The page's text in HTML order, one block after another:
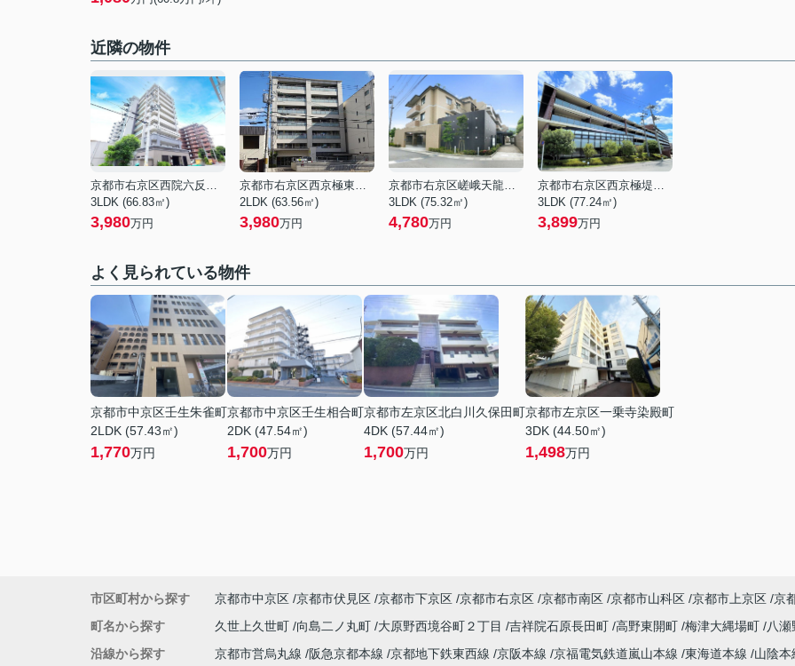
近隣の物件
京都市右京区西院六反田町
3LDK (66.83㎡)
3,980万円
京都市右京区西京極東大丸町
2LDK (63.56㎡)
3,980万円
京都市右京区嵯峨天龍寺今堀町
3LDK (75.32㎡)
4,780万円
京都市右京区西京極堤下町
3LDK (77.24㎡)
3,899万円
よく見られている物件
京都市中京区壬生朱雀町
2LDK (57.43㎡)
1,770万円
京都市中京区壬生相合町
2DK (47.54㎡)
1,700万円
京都市左京区北白川久保田町
4DK (57.44㎡)
1,700万円
京都市左京区一乗寺染殿町
3DK (44.50㎡)
1,498万円
市区町村から探す 京都市中京区 京都市伏見区 京都市下京区 京都市右京区 京都市南区 京都市山科区 京都市上京区 京
町名から探す
久世上久世町 向島二ノ丸町 大原野西境谷町２丁目 吉祥院石原長田町 高野東開町 梅津大縄場町
八
沿線から探す
京都市営烏丸線 阪急京都本線 京都地下鉄東西線 京阪本線 京福電気鉄道嵐山本線 東海道本線
山陰